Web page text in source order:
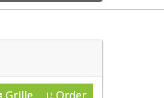
Grille Order